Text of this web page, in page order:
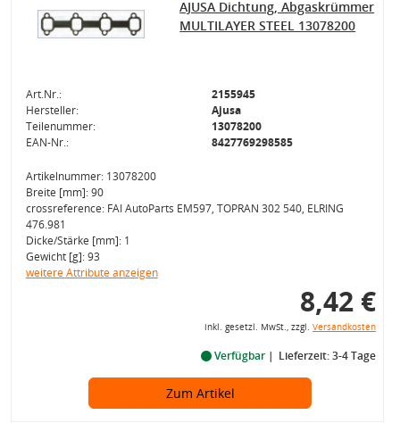
AJUSA Dichtung, Abgaskrümmer
MULTILAYER STEEL 13078200
Art.Nr.:
2155945
Hersteller:
Ajusa
Teilenummer:
13078200
EAN-Nr.:
8427769298585
Artikelnummer: 13078200
Breite [mm]: 90
crossreference: FAI AutoParts EM597, TOPRAN 302 540, ELRING
476.981
Dicke/Stärke [mm]: 1
Gewicht [g]: 93
weitere Attribute anzeigen
8,42 €
inkl. gesetzl. MwSt., zzgl. Versandkosten
Verfügbar Lieferzeit: 3-4 Tage
Zum Artikel